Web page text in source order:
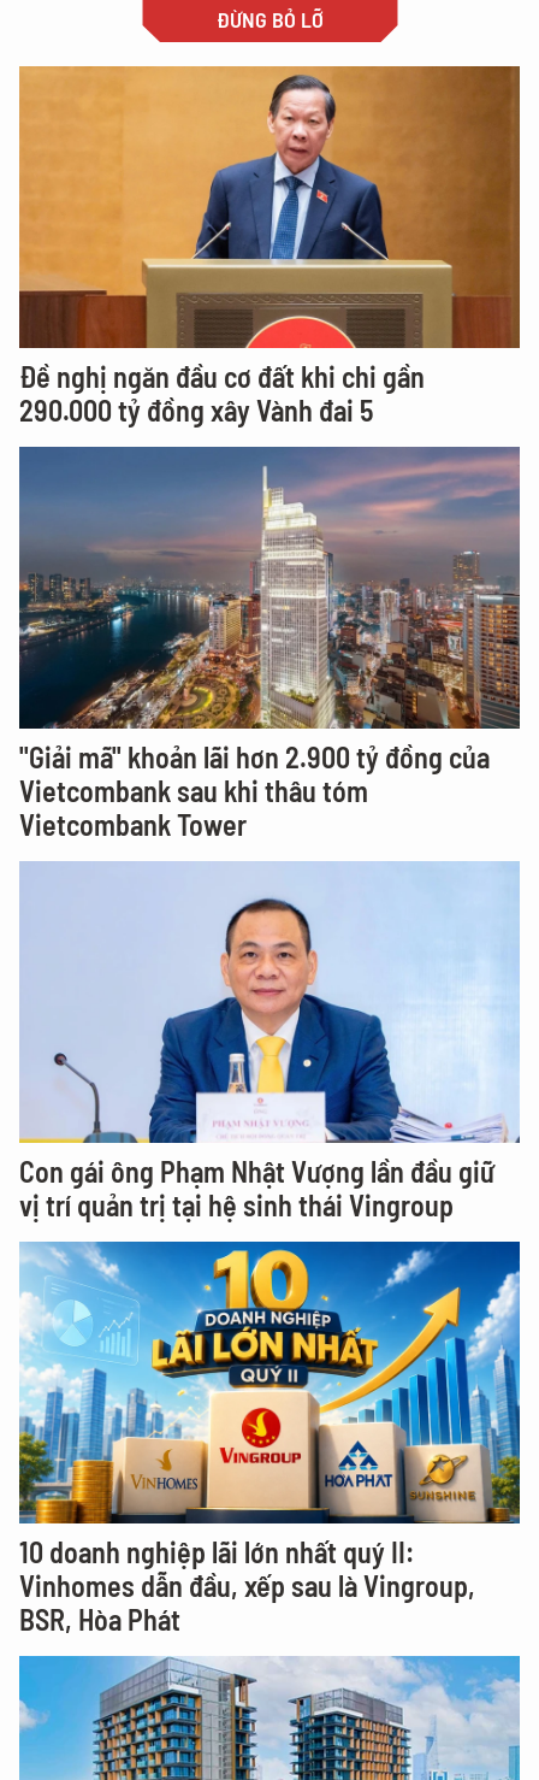
ĐỪNG BỎ LỠ
Đề nghị ngăn đầu cơ đất khi chi gần
290.000 tỷ đồng xây Vành đai 5
"Giải mã" khoản lãi hơn 2.900 tỷ đồng của
Vietcombank sau khi thâu tóm
Vietcombank Tower
Con gái ông Phạm Nhật Vượng lần đầu giữ
vị trí quản trị tại hệ sinh thái Vingroup
10 doanh nghiệp lãi lớn nhất quý II:
Vinhomes dẫn đầu, xếp sau là Vingroup,
BSR, Hòa Phát